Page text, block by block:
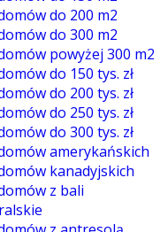
do 200 m2
do 300 m2
powyżej 300 m2
do 150 tys. zł
do 200 tys. zł
do 250 tys. zł
do 300 tys. zł
amerykańskich
kanadyjskich
z bali